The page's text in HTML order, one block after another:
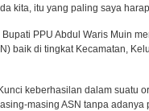
kita, itu yang paling saya
PPU Abdul Waris Muin
baik di tingkat Kecamatan,
keberhasilan dalam suatu
masing ASN tanpa adanya